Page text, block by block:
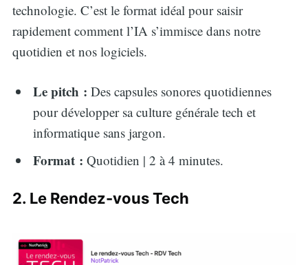
technologie. C’est le format idéal pour saisir
rapidement comment l’IA s’immisce dans notre
quotidien et nos logiciels.
Le pitch : Des capsules sonores quotidiennes
pour développer sa culture générale tech et
informatique sans jargon.
Format : Quotidien | 2 à 4 minutes.
2. Le Rendez-vous Tech